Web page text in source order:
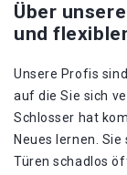
Über
und
Unsere Profis
auf die Sie sich
Schlosser hat
Neues lernen.
Türen schadlos